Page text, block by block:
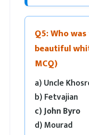
Q5: Who
beautiful
MCQ)
a) Uncle
b) Fetvajian
c) John Byro
d) Mourad